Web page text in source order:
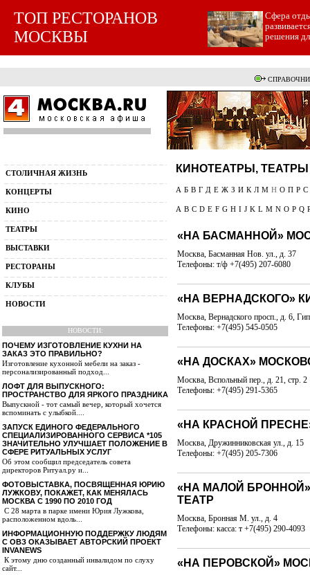
ТОП РЕСТОРАНОВ
МОСКВЫ
Cфера
решения
СТОЛИЧНАЯ ЖИЗНЬ
КОНЦЕРТЫ
КИНО
ТЕАТРЫ
ВЫСТАВКИ
РЕСТОРАНЫ
КЛУБЫ
НОВОСТИ
НОВОСТИ:
ПОЧЕМУ ИЗГОТОВЛЕНИЕ КУХНИ НА
ЗАКАЗ ЭТО ПРАВИЛЬНО?
Изготовление кухонной мебели на заказ -
персонализированный подход...
ЛОФТ ДЛЯ ВЫПУСКНОГО:
ПРОСТРАНСТВО ДЛЯ ЯРКОГО ПРАЗДНИКА
Выпускной - тот самый вечер, который хочется
вспоминать с улыбкой....
ЗАПУСК ЕДИНОГО ФЕДЕРАЛЬНОГО
СПЕЦИАЛИЗИРОВАННОГО СЕРВИСА *105
ЗНАЧИТЕЛЬНО УЛУЧШАЕТ ПОЛОЖЕНИЕ В
СФЕРЕ РИТУАЛЬНЫХ УСЛУГ
Об этом сообщил председатель совета
директоров Ритуал.ру и...
ФОТОВЫСТАВКА, ПОСВЯЩЕННАЯ ЮРИЮ
ЛУЖКОВУ, ПОКАЖЕТ, КАК МЕНЯЛАСЬ
МОСКВА С 1990 ПО 2010 ГОД
С 28 марта в парке имени Юрия Лужкова,
расположенном вдоль...
ИНФОРМАЦИОННУЮ ПОДДЕРЖКУ ЛЮДЯМ
С ОВЗ ОКАЗЫВАЕТ АВТОРСКИЙ ПРОЕКТ
INVANEWS
К этому дню созданный инвалидом по слуху
сайт...
КИНОТЕАТРЫ, ТЕАТРЫ
А Б В Г Д Е Ж З И К Л М Н О П Р С
A B C D E F G H I J K L M N O P Q
«НА БАСМАННОЙ»
Москва, Басманная Нов. ул., д. 37
Телефоны: т/ф +7(495) 207-6080
«НА ВЕРНАДСКОГО»
Москва, Вернадского просп., д. 6,
Телефоны: +7(495) 545-0505
«НА ДОСКАХ»
Москва, Вспольный пер., д. 21, стр. 2
Телефоны: +7(495) 291-5365
«НА КРАСНОЙ
Москва, Дружинниковская ул., д. 15
Телефоны: +7(495) 205-7306
«НА МАЛОЙ
ТЕАТР
Москва, Бронная М. ул., д. 4
Телефоны: касса: т +7(495) 290-4093
«НА ПЕРОВСКОЙ»